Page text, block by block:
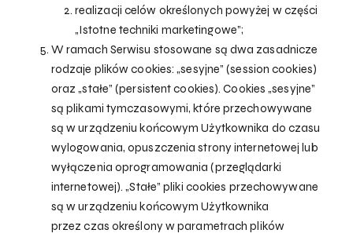
realizacji celów określonych powyżej w części
„Istotne techniki marketingowe”;
W ramach Serwisu stosowane są dwa zasadnicze
rodzaje plików cookies: „sesyjne” (session cookies)
oraz „stałe” (persistent cookies). Cookies „sesyjne”
są plikami tymczasowymi, które przechowywane
są w urządzeniu końcowym Użytkownika do czasu
wylogowania, opuszczenia strony internetowej lub
wyłączenia oprogramowania (przeglądarki
internetowej). „Stałe” pliki cookies przechowywane
są w urządzeniu końcowym Użytkownika
przez czas określony w parametrach plików